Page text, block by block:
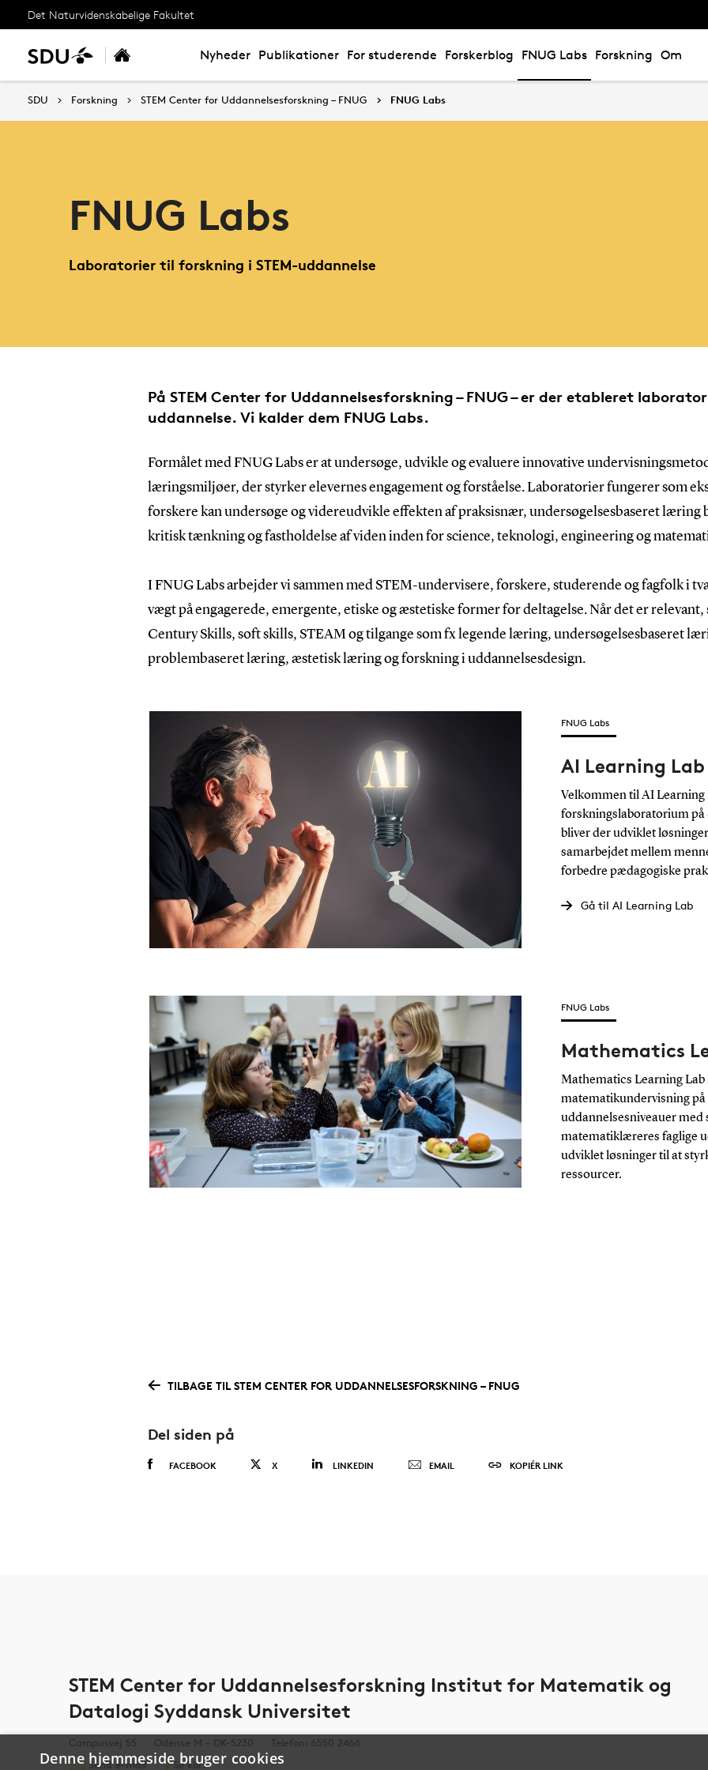
Det Naturvidenskabelige Fakultet
Nyheder Publikationer For studerende Forskerblog FNUG Labs Forskning Om
SDU Forskning STEM Center for Uddannelsesforskning – FNUG FNUG Labs
FNUG Labs
Laboratorier til forskning i STEM-uddannelse
På STEM Center for Uddannelsesforskning – FNUG – er der etableret
uddannelse. Vi kalder dem FNUG Labs.
Formålet med FNUG Labs er at undersøge, udvikle og evaluere innovative
læringsmiljøer, der styrker elevernes engagement og forståelse. Laboratorier fungerer som
forskere kan undersøge og videreudvikle effekten af praksisnær, undersøgelsesbaseret læring
kritisk tænkning og fastholdelse af viden inden for science, teknologi, engineering og
I FNUG Labs arbejder vi sammen med STEM-undervisere, forskere, studerende og fagfolk i
vægt på engagerede, emergente, etiske og æstetiske former for deltagelse. Når det er relevant,
Century Skills, soft skills, STEAM og tilgange som fx legende læring, undersøgelsesbaseret
problembaseret læring, æstetisk læring og forskning i uddannelsesdesign.
FNUG Labs
AI Learning Lab
Velkommen til AI Learning
forskningslaboratorium på
bliver der udviklet
samarbejdet mellem
forbedre pædagogiske
Gå til AI Learning Lab
FNUG Labs
Mathematics
Mathematics Learning
matematikundervisning på
uddannelsesniveauer
matematiklæreres faglige
udviklet løsninger til at
ressourcer.
TILBAGE TIL STEM CENTER FOR UDDANNELSESFORSKNING – FNUG
Del siden på
FACEBOOK X LINKEDIN EMAIL KOPIÉR LINK
STEM Center for Uddannelsesforskning Institut for Matematik og
Datalogi Syddansk Universitet
Campusvej 55 Odense M - DK-5230
Telefon: 6550 2466
Send e-mail
Se kort
Denne hjemmeside bruger cookies